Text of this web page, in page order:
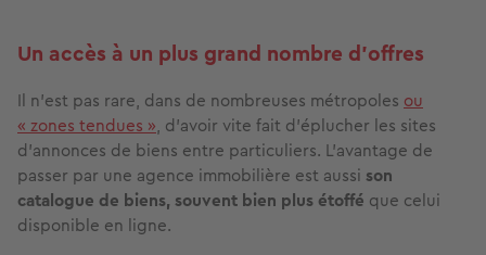
Un accès à un plus grand nombre d’offres
Il n’est pas rare, dans de nombreuses métropoles ou
« zones tendues », d’avoir vite fait d’éplucher les sites
d’annonces de biens entre particuliers. L’avantage de
passer par une agence immobilière est aussi son
catalogue de biens, souvent bien plus étoffé que celui
disponible en ligne.